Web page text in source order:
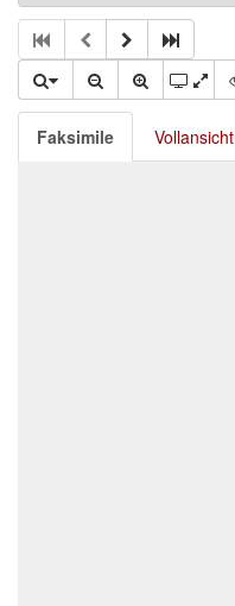
Faksimile Vollansicht